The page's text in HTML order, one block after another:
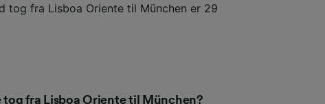
tog fra Lisboa Oriente til München er 29
tog fra Lisboa Oriente til München?